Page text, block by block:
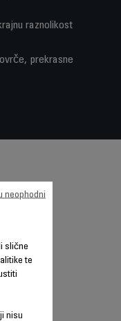
raznolikost
prekrasne
slične
te
nisu
neophodni